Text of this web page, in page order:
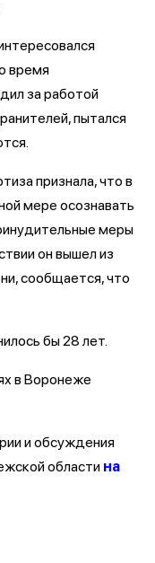
время
за работой
пытался
признала, что в
мере осознавать
меры
он вышел из
сообщается, что
бы 28 лет.
в Воронеже
и обсуждения
области на